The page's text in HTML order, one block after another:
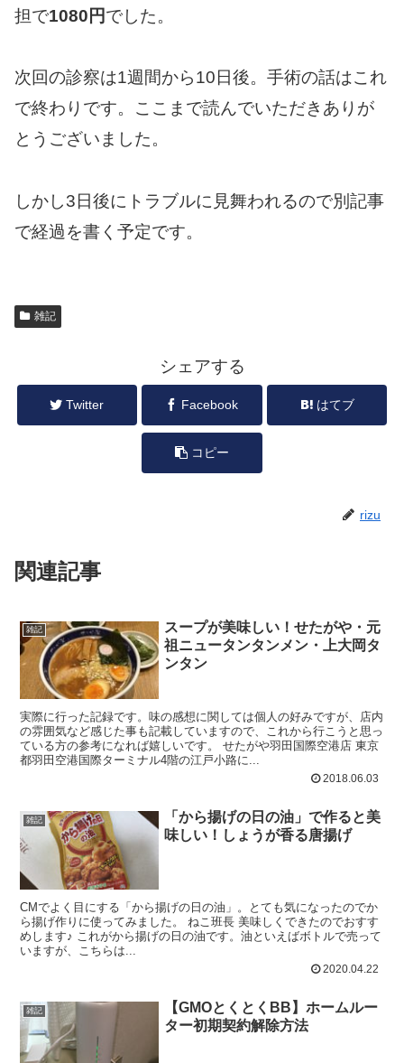
担で1080円でした。
次回の診察は1週間から10日後。手術の話はこれ
で終わりです。ここまで読んでいただきありが
とうございました。
しかし3日後にトラブルに見舞われるので別記事
で経過を書く予定です。
雑記
シェアする
Twitter Facebook はてブ
コピー
rizu
関連記事
雑記
スープが美味しい！せたがや・元
祖ニュータンタンメン・上大岡タ
ンタン
実際に行った記録です。味の感想に関しては個人の好みですが、店内
の雰囲気など感じた事も記載していますので、これから行こうと思っ
ている方の参考になれば嬉しいです。 せたがや羽田国際空港店 東京
都羽田空港国際ターミナル4階の江戸小路に...
2018.06.03
雑記
「から揚げの日の油」で作ると美
味しい！しょうが香る唐揚げ
CMでよく目にする「から揚げの日の油」。とても気になったのでか
ら揚げ作りに使ってみました。 ねこ班長 美味しくできたのでおすす
めします♪ これがから揚げの日の油です。油といえばボトルで売って
いますが、こちらは...
2020.04.22
雑記
【GMOとくとくBB】ホームルー
ター初期契約解除方法